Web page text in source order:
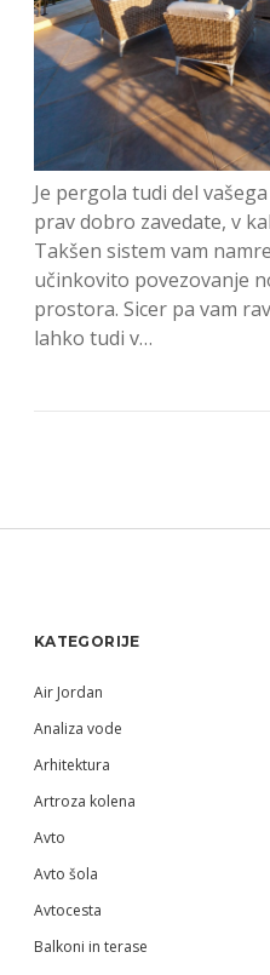
Je pergola tudi del
prav dobro zavedate, v
Takšen sistem vam
učinkovito povezovanje
prostora. Sicer pa vam
lahko tudi v…
KATEGORIJE
Air Jordan
Analiza vode
Arhitektura
Artroza kolena
Avto
Avto šola
Avtocesta
Balkoni in terase